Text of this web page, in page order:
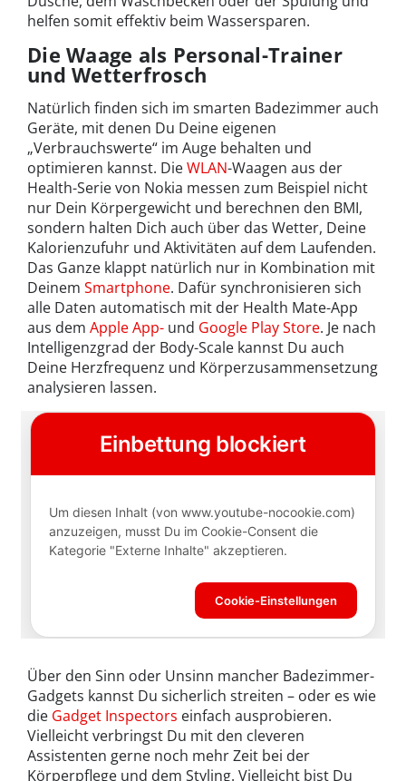
helfen somit effektiv beim Wassersparen.
Die Waage als Personal-Trainer
und Wetterfrosch
Natürlich finden sich im smarten Badezimmer auch
Geräte, mit denen Du Deine eigenen
„Verbrauchswerte“ im Auge behalten und
optimieren kannst. DieWLAN-Waagen aus der
Health-Serie von Nokia messen zum Beispiel nicht
nur Dein Körpergewicht und berechnen den BMI,
sondern halten Dich auch über das Wetter, Deine
Kalorienzufuhr und Aktivitäten auf dem Laufenden.
Das Ganze klappt natürlich nur in Kombination mit
Deinem Smartphone. Dafür synchronisieren sich
alle Daten automatisch mit der Health Mate-App
aus dem Apple App- und Google Play Store. Je nach
Intelligenzgrad der Body-Scale kannst Du auch
Deine Herzfrequenz und Körperzusammensetzung
analysieren lassen.
Über den Sinn oder Unsinn mancher Badezimmer-
Gadgets kannst Du sicherlich streiten – oder es wie
die Gadget Inspectors einfach ausprobieren.
Vielleicht verbringst Du mit den cleveren
Assistenten gerne noch mehr Zeit bei der
Körperpflege und dem Styling. Vielleicht bist Du